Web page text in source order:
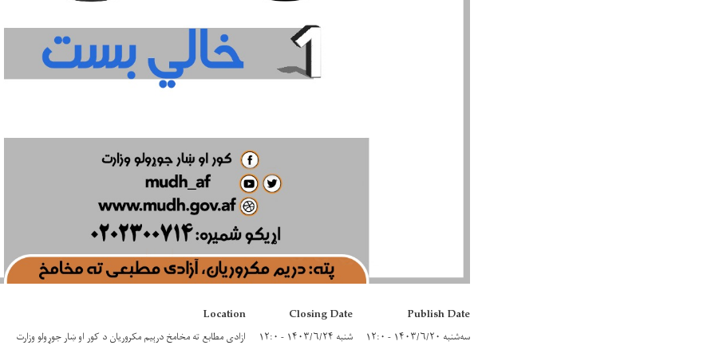
Publish Date
سه‌شنبه ۱۴۰۳/۶/۲۰ - ۱۲:۰
Closing Date
شنبه ۱۴۰۳/۶/۲۴ - ۱۲:۰
Location
ازادی مطابع ته مخامخ درېيم مکروریان د کور او ښار جوړولو وزارت